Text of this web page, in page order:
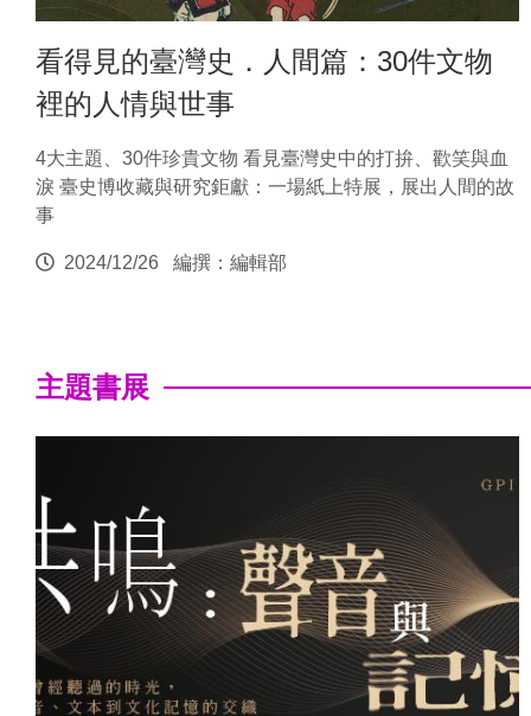
看得見的臺灣史．人間篇：30件文物
裡的人情與世事
4大主題、30件珍貴文物 看見臺灣史中的打拚、歡笑與血
淚 臺史博收藏與研究鉅獻：一場紙上特展，展出人間的故
事
2024/12/26 編撰：編輯部
主題書展